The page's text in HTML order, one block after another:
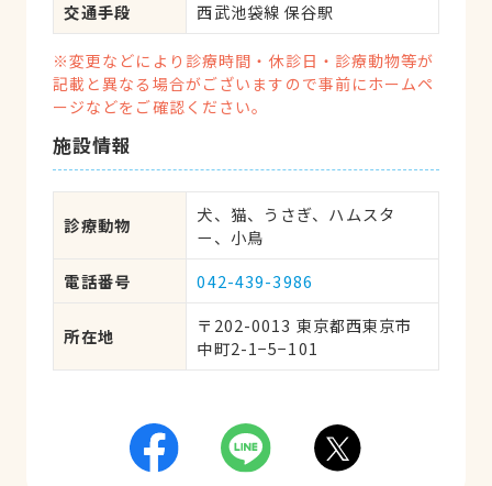
交通手段 西武池袋線 保谷駅
※変更などにより診療時間・休診日・診療動物等が
記載と異なる場合がございますので事前にホームペ
ージなどをご確認ください。
施設情報
診療動物
犬、猫、うさぎ、ハムスタ
ー、小鳥
電話番号
042-439-3986
所在地
〒202-0013 東京都西東京市
中町2-1−5−101